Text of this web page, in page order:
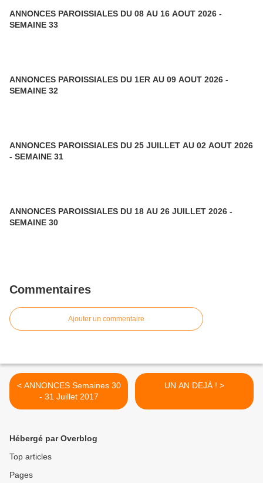
ANNONCES PAROISSIALES DU 08 AU 16 AOUT 2026 -
SEMAINE 33
ANNONCES PAROISSIALES DU 1ER AU 09 AOUT 2026 -
SEMAINE 32
ANNONCES PAROISSIALES DU 25 JUILLET AU 02 AOUT 2026
- SEMAINE 31
ANNONCES PAROISSIALES DU 18 AU 26 JUILLET 2026 -
SEMAINE 30
Commentaires
Ajouter un commentaire
< ANNONCES Semaines 30
- 31 Juillet 2017
UN AN DEJÀ ! >
Hébergé par Overblog
Top articles
Pages